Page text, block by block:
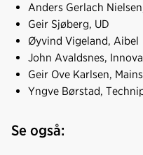
Anders Gerlach
Geir Sjøberg, UD
Øyvind Vigeland, Aibel
John Avaldsnes,
Geir Ove Karlsen,
Yngve Børstad,
Se også: